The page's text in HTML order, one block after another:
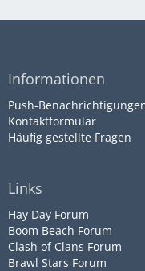
Informationen
Push-
Kontaktformular
Häufig gestellte Fragen
Links
Hay Day Forum
Boom Beach Forum
Clash of Clans Forum
Brawl Stars Forum